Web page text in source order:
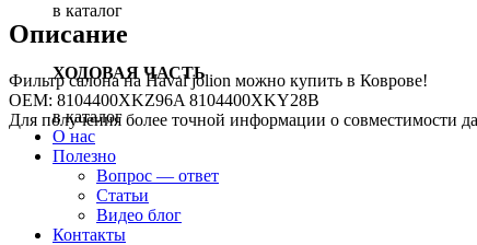
в каталог
ХОДОВАЯ ЧАСТЬ
в каталог
О нас
Полезно
Вопрос — ответ
Статьи
Видео блог
Контакты
Описание
Фильтр салона на Haval jolion можно купить в Коврове!
OEM: 8104400XKZ96A 8104400XKY28B
Для получения более точной информации о совместимости